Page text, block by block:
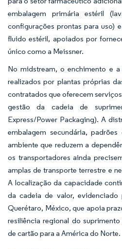
embalagem primária estéril
configurações prontas para uso)
fluido estéril, apoiados por
único como a Meissner.
No midstream, o enchimento e
realizados por plantas próprias
contratados que oferecem
gestão da cadeia de
Express/Power Packaging). A
embalagem secundária,
ambiente que reduzem a
os transportadores ainda
amplas de transporte terrestre e
A localização da capacidade
da cadeia de valor,
Querétaro, México, que apoia
resiliência regional do
de cartão para a América do Norte.